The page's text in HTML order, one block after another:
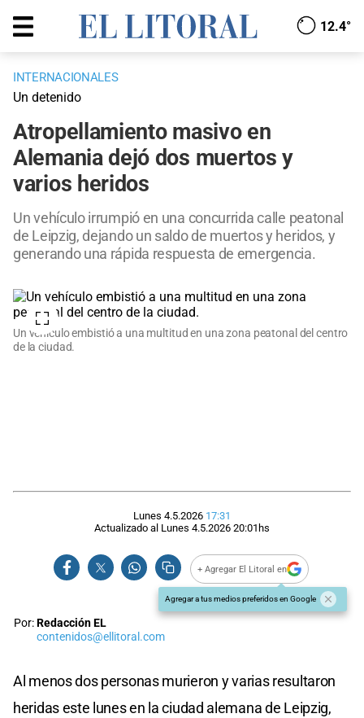
12.4°
INTERNACIONALES
Un detenido
Atropellamiento masivo en
Alemania dejó dos muertos y
varios heridos
Un vehículo irrumpió en una concurrida calle peatonal
de Leipzig, dejando un saldo de muertos y heridos, y
generando una rápida respuesta de emergencia.
Un vehículo embistió a una multitud en una zona peatonal del centro
de la ciudad.
Lunes 4.5.2026 17:31
Actualizado al Lunes 4.5.2026 20:01 hs
+ Agregar El Litoral en
Agregar a tus medios preferidos en Google
Por:Redacción EL
contenidos@ellitoral.com
Al menos dos personas murieron y varias resultaron
heridas este lunes en la ciudad alemana de Leipzig,